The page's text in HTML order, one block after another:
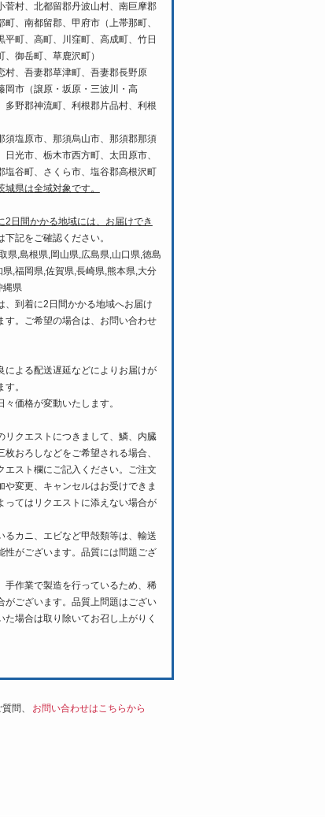
菅村、北都留郡丹波山村、南巨摩郡
、南都留郡、甲府市（上帯那町、
平町、高町、川窪町、高成町、竹日
御岳町、草鹿沢町）
村、吾妻郡草津町、吾妻郡長野原
岡市（譲原・坂原・三波川・高
多野郡神流町、利根郡片品村、利根
須塩原市、那須烏山市、那須郡那須
光市、栃木市西方町、太田原市、
塩谷町、さくら市、塩谷郡高根沢町
県は全域対象です。
日間かかる地域には、お届けでき
下記をご確認ください。
県,島根県,岡山県,広島県,山口県,徳島
,福岡県,佐賀県,長崎県,熊本県,大分
縄県
、到着に2日間かかる地域へお届け
す。ご希望の場合は、お問い合わせ
よる配送遅延などによりお届けが
。
価格が変動いたします。
クエストにつきまして、鱗、内臓
おろしなどをご希望される場合、
エスト欄にご記入ください。ご注文
や変更、キャンセルはお受けできま
ってはリクエストに添えない場合が
カニ、エビなど甲殻類等は、輸送
性がございます。品質には問題ござ
作業で製造を行っているため、稀
がございます。品質上問題はござい
た場合は取り除いてお召し上がりく
問、 お問い合わせはこちらから